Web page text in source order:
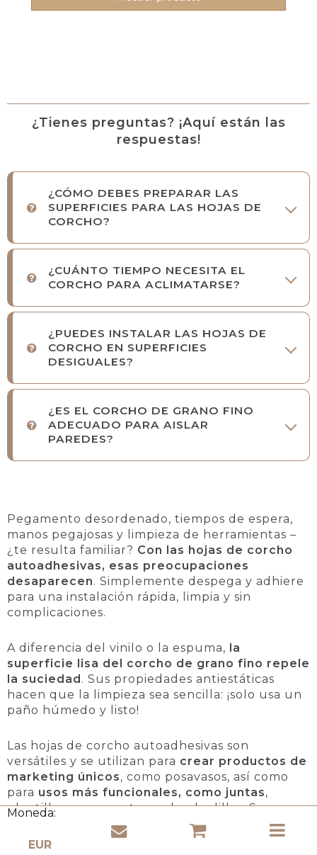
Moneda:
¿Tienes preguntas? ¡Aquí están las
respuestas!
¿CÓMO DEBES PREPARAR LAS
SUPERFICIES PARA LAS HOJAS DE
CORCHO?
¿CUÁNTO TIEMPO NECESITA EL
CORCHO PARA ACLIMATARSE?
¿PUEDES INSTALAR LAS HOJAS DE
CORCHO EN SUPERFICIES
DESIGUALES?
¿ES EL CORCHO DE GRANO FINO
ADECUADO PARA AISLAR
PAREDES?
Pegamento desordenado, tiempos de espera,
manos pegajosas y limpieza de herramientas –
¿te resulta familiar? Con las hojas de corcho
autoadhesivas, esas preocupaciones
desaparecen. Simplemente despega y adhiere
para una instalación rápida, limpia y sin
complicaciones.
A diferencia del vinilo o la espuma, la
superficie lisa del corcho de grano fino repele
la suciedad. Sus propiedades antiestáticas
hacen que la limpieza sea sencilla: ¡solo usa un
paño húmedo y listo!
Las hojas de corcho autoadhesivas son
versátiles y se utilizan para crear productos de
marketing únicos, como posavasos, así como
para usos más funcionales, como juntas,
plantillas para zapatos o almohadillas. Su
flexibilidad y durabilidad las hacen ideales para
cortar o moldear. La parte adhesiva permite